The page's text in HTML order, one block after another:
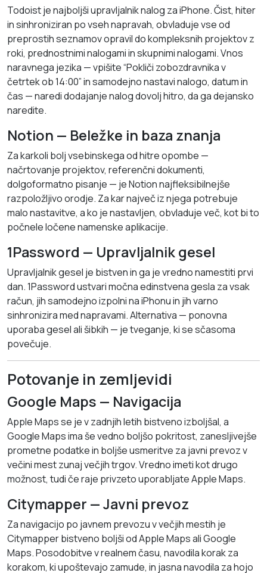
Todoist je najboljši upravljalnik nalog za iPhone. Čist, hiter
in sinhroniziran po vseh napravah, obvladuje vse od
preprostih seznamov opravil do kompleksnih projektov z
roki, prednostnimi nalogami in skupnimi nalogami. Vnos
naravnega jezika — vpišite “Pokliči zobozdravnika v
četrtek ob 14:00” in samodejno nastavi nalogo, datum in
čas — naredi dodajanje nalog dovolj hitro, da ga dejansko
naredite.
Notion — Beležke in baza znanja
Za karkoli bolj vsebinskega od hitre opombe —
načrtovanje projektov, referenčni dokumenti,
dolgoformatno pisanje — je Notion najfleksibilnejše
razpoložljivo orodje. Za kar največ iz njega potrebuje
malo nastavitve, a ko je nastavljen, obvladuje več, kot bi to
počnele ločene namenske aplikacije.
1Password — Upravljalnik gesel
Upravljalnik gesel je bistven in ga je vredno namestiti prvi
dan. 1Password ustvari močna edinstvena gesla za vsak
račun, jih samodejno izpolni na iPhonu in jih varno
sinhronizira med napravami. Alternativa — ponovna
uporaba gesel ali šibkih — je tveganje, ki se sčasoma
povečuje.
Potovanje in zemljevidi
Google Maps — Navigacija
Apple Maps se je v zadnjih letih bistveno izboljšal, a
Google Maps ima še vedno boljšo pokritost, zanesljivejše
prometne podatke in boljše usmeritve za javni prevoz v
večini mest zunaj večjih trgov. Vredno imeti kot drugo
možnost, tudi če raje privzeto uporabljate Apple Maps.
Citymapper — Javni prevoz
Za navigacijo po javnem prevozu v večjih mestih je
Citymapper bistveno boljši od Apple Maps ali Google
Maps. Posodobitve v realnem času, navodila korak za
korakom, ki upoštevajo zamude, in jasna navodila za hojo